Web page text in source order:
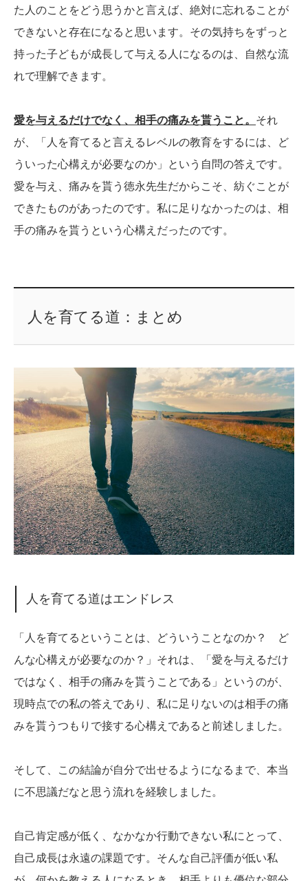
た人のことをどう思うかと言えば、絶対に忘れることが
できないと存在になると思います。その気持ちをずっと
持った子どもが成長して与える人になるのは、自然な流
れで理解できます。
愛を与えるだけでなく、相手の痛みを貰うこと。 それ
が、「人を育てると言えるレベルの教育をするには、ど
ういった心構えが必要なのか」という自問の答えです。
愛を与え、痛みを貰う徳永先生だからこそ、紡ぐことが
できたものがあったのです。私に足りなかったのは、相
手の痛みを貰うという心構えだったのです。
人を育てる道：まとめ
人を育てる道はエンドレス
「人を育てるということは、どういうことなのか？ ど
んな心構えが必要なのか？」それは、「愛を与えるだけ
ではなく、相手の痛みを貰うことである」というのが、
現時点での私の答えであり、私に足りないのは相手の痛
みを貰うつもりで接する心構えであると前述しました。
そして、この結論が自分で出せるようになるまで、本当
に不思議だなと思う流れを経験しました。
自己肯定感が低く、なかなか行動できない私にとって、
自己成長は永遠の課題です。そんな自己評価が低い私